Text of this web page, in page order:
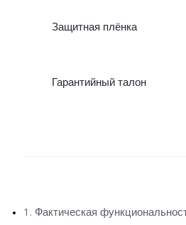
Защитная плёнка
Гарантийный талон
1. Фактическая